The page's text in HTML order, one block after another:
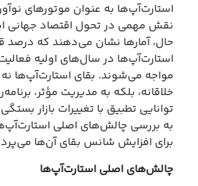
استارت‌آپ‌ها به عنوان موتورهای
نقش مهمی در تحول اقتصاد جهانی
حال، آمارها نشان می‌دهند که درصد
استارت‌آپ‌ها در سال‌های اولیه
مواجه می‌شوند. بقای استارت‌آپ‌ها نه
خلاقانه، بلکه به مدیریت مؤثر،
توانایی تطبیق با تغییرات بازار
به بررسی چالش‌های اصلی
برای افزایش شانس بقای آن‌ها
چالش‌های اصلی استارت‌آپ‌ها